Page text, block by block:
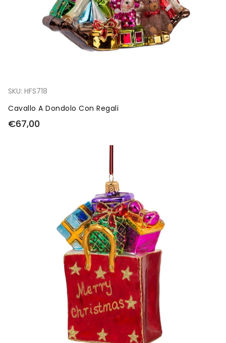
SKU: HFS718
Cavallo A Dondolo Con Regali
€67,00